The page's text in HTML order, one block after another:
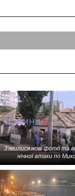
З'явилися нові фото та
нічної атаки по